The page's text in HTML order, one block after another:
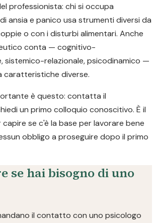
professionista: chi si occupa
ansia e panico usa strumenti diversi da
o con i disturbi alimentari. Anche
conta — cognitivo-
sistemico-relazionale, psicodinamico —
caratteristiche diverse.
è questo: contatta il
un primo colloquio conoscitivo. È il
se c'è la base per lavorare bene
obbligo a proseguire dopo il primo
se hai bisogno di uno
il contatto con uno psicologo